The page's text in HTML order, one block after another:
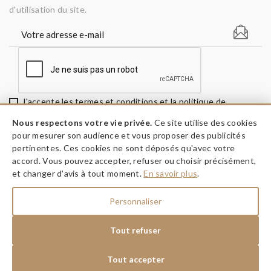
d'utilisation du site.
J'accepte les termes et conditions et la politique de
INFORMATIONS keyboard_arrow_down
A PROPOS keyboard_arrow_down
keyboard_arrow_down
Dessine moi ma fête © 2026
Nous respectons votre vie privée. Ce site utilise des cookies
pour mesurer son audience et vous proposer des publicités
pertinentes. Ces cookies ne sont déposés qu'avec votre
accord. Vous pouvez accepter, refuser ou choisir précisément,
et changer d'avis à tout moment.En savoir plus.
Personnaliser
Tout refuser
Tout accepter